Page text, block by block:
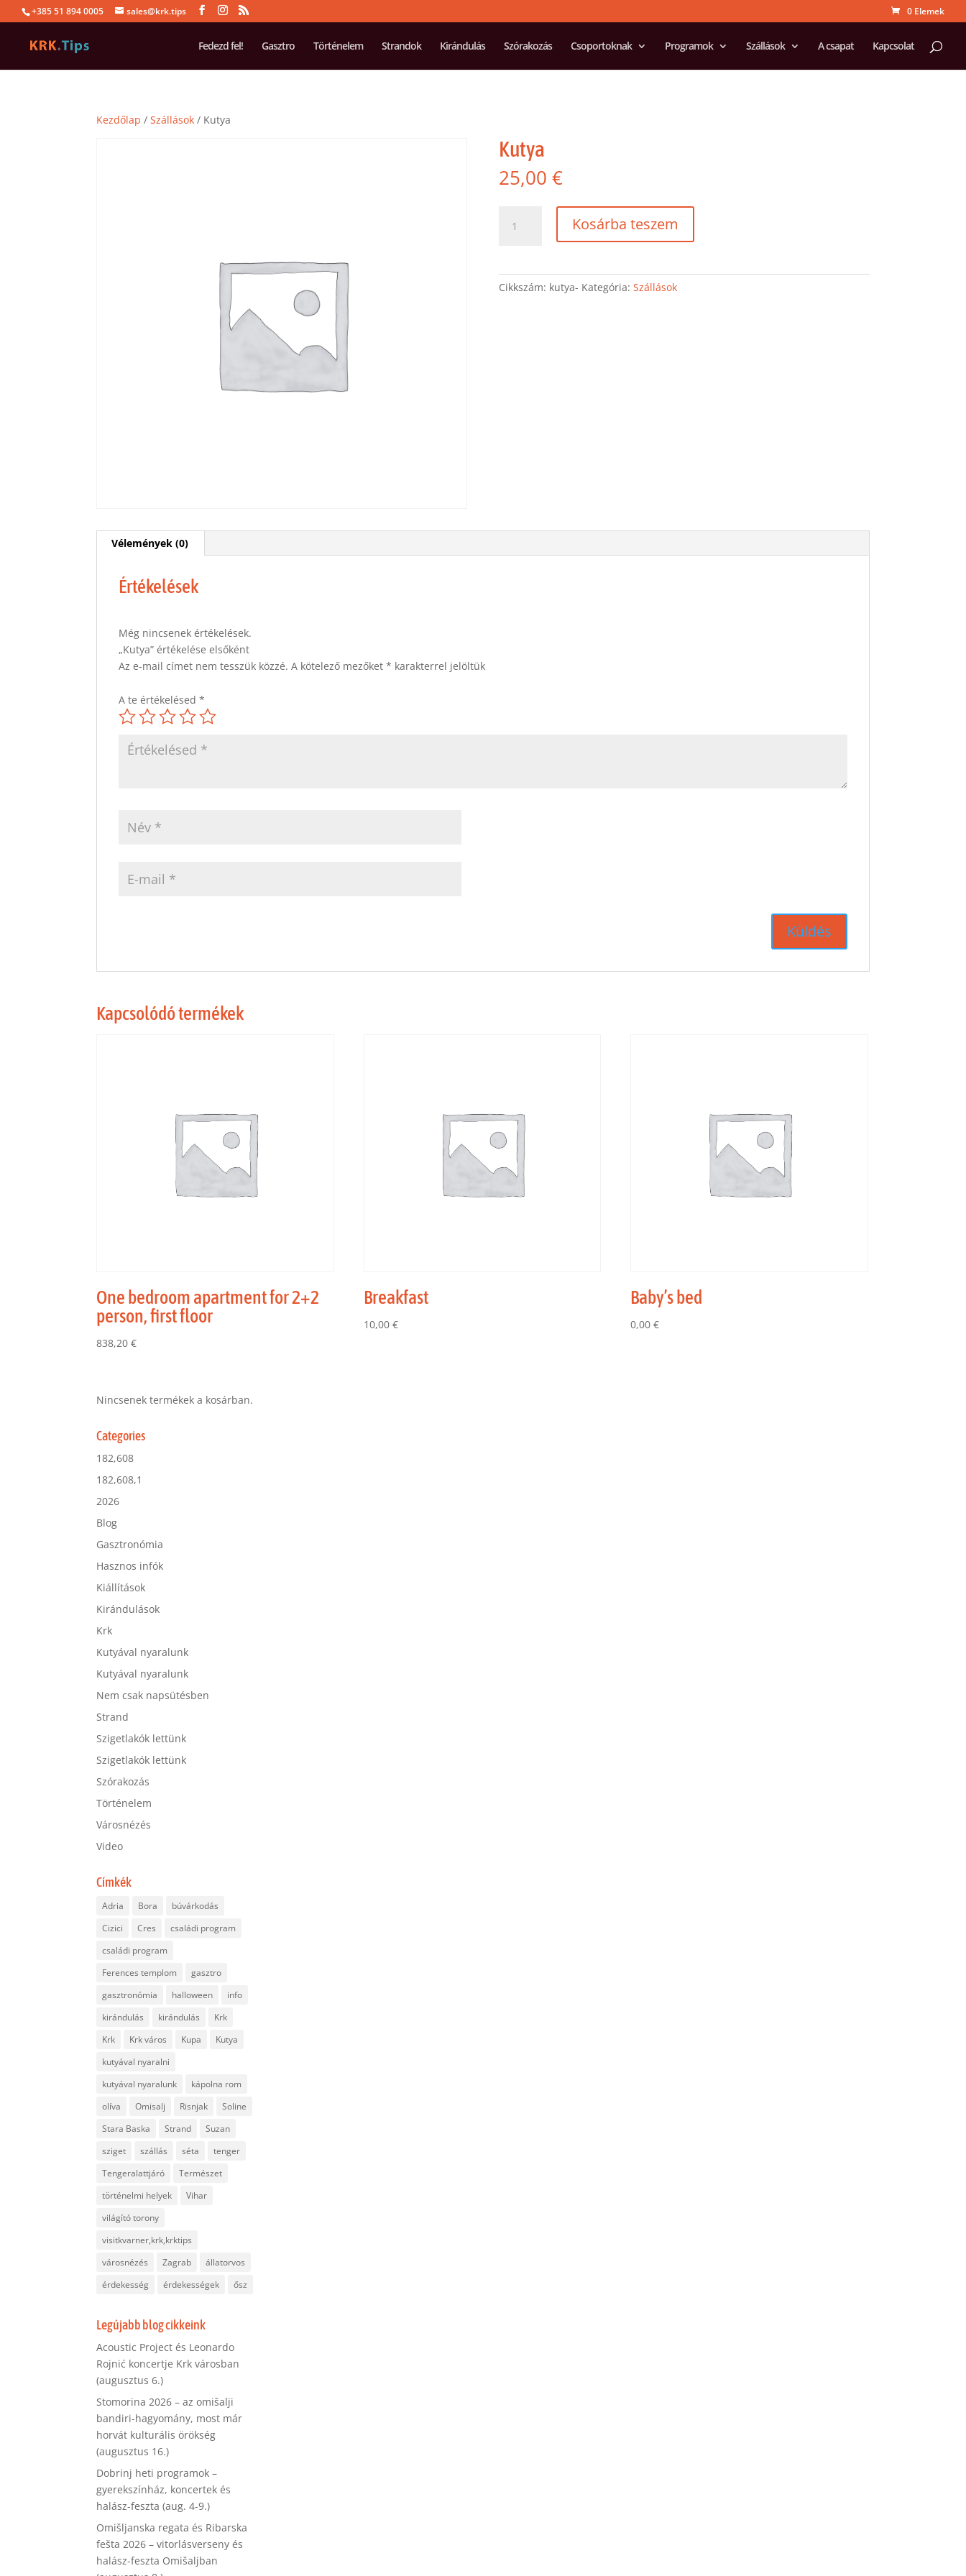
+385 51 894 0005 sales@krk.tips 0 Elemek
Fedezd fel! Gasztro Történelem Strandok Kirándulás Szórakozás Csoportoknak Programok Szállások A csapat Kapcsolat
Kezdőlap /Szállások / Kutya
Kutya
25,00 €
mennyiség
Kosárba teszem
Cikkszám: kutya- Kategória: Szállások
Vélemények (0)
Értékelések
Még nincsenek értékelések.
„Kutya” értékelése elsőként
Az e-mail címet nem tesszük közzé. A kötelező mezőket* karakterrel jelöltük
A te értékelésed*
Kapcsolódó termékek
One bedroom apartment for 2+2
person, first floor
838,20€
Breakfast
10,00 €
Baby’s bed
0,00€
Nincsenek termékek a kosárban.
Categories
182,608
182,608,1
2026
Blog
Gasztronómia
Hasznos infók
Kiállítások
Kirándulások
Krk
Kutyával nyaralunk
Kutyával nyaralunk
Nem csak napsütésben
Strand
Szigetlakók lettünk
Szigetlakók lettünk
Szórakozás
Történelem
Városnézés
Video
Címkék
Adria Bora
búvárkodás
Cizici
Cres
családi program
családi program
Ferences templom
gasztro
gasztronómia
halloween
info
kirándulás
kirándulás
Krk
Krk
Krk város Kupa
Kutya
kutyával nyaralni
kutyával nyaralunk
kápolna rom
olíva
Omisalj Risnjak
Soline
Stara Baska
Strand
Suzan
sziget
szállás séta
tenger
Tengeralattjáró
Természet
történelmi helyek
Vihar
világító torony
visitkvarner,krk,krktips
városnézés
Zagrab
állatorvos
érdekesség
érdekességek ősz
Legújabb blog cikkeink
Acoustic Project és Leonardo
Rojnić koncertje Krk városban
(augusztus 6.)
Stomorina 2026 – az omišalji
bandiri-hagyomány, most már
horvát kulturális örökség
(augusztus 16.)
Dobrinj heti programok –
gyerekszínház, koncertek és
halász-feszta (aug. 4-9.)
Omišljanska regata és Ribarska
fešta 2026 – vitorlásverseny és
halász-feszta Omišaljban